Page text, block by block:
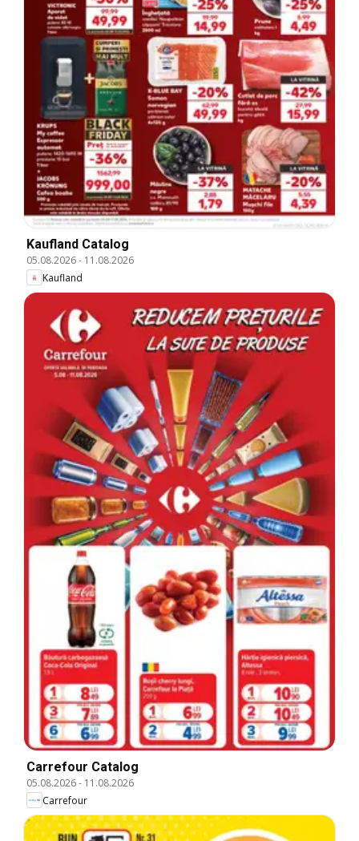
Kaufland Catalog
05.08.2026- 11.08.2026
Kaufland
Carrefour Catalog
05.08.2026- 11.08.2026
Carrefour